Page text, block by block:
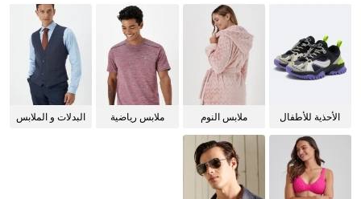
الأحذية للأطفال
ملابس النوم
ملابس رياضية
البدلات و الملابس